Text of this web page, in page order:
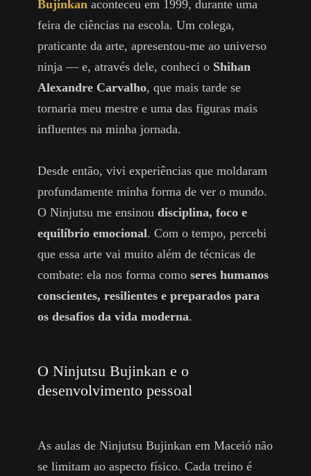
Bujinkan aconteceu em 1999, durante uma
feira de ciências na escola. Um colega,
praticante da arte, apresentou-me ao universo
ninja — e, através dele, conheci o Shihan
Alexandre Carvalho, que mais tarde se
tornaria meu mestre e uma das figuras mais
influentes na minha jornada.
Desde então, vivi experiências que moldaram
profundamente minha forma de ver o mundo.
O Ninjutsu me ensinoudisciplina, foco e
equilíbrio emocional. Com o tempo, percebi
que essa arte vai muito além de técnicas de
combate: ela nos forma comoseres humanos
conscientes, resilientes e preparados para
os desafios da vida moderna.
O Ninjutsu Bujinkan e o
desenvolvimento pessoal
As aulas de Ninjutsu Bujinkan em Maceió não
se limitam ao aspecto físico. Cada treino é